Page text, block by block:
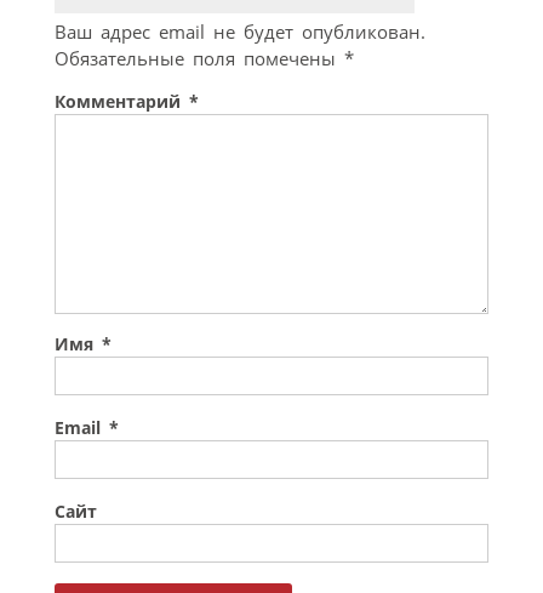
Ваш адрес email не будет опубликован.
Обязательные поля помечены *
Комментарий *
Имя *
Email *
Сайт